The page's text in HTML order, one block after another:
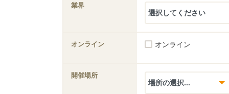
業界
オンライン オンライン
開催場所